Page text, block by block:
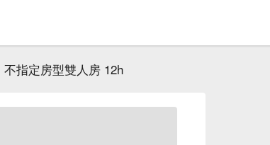
不指定房型雙人房 12h